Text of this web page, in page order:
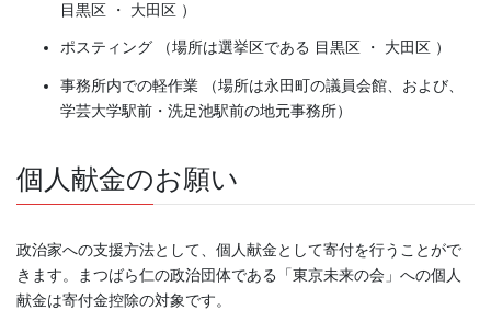
目黒区 ・ 大田区 ）
ポスティング （場所は選挙区である 目黒区 ・ 大田区 ）
事務所内での軽作業 （場所は永田町の議員会館、および、
学芸大学駅前・洗足池駅前の地元事務所）
個人献金のお願い
政治家への支援方法として、個人献金として寄付を行うことがで
きます。まつばら仁の政治団体である「東京未来の会」への個人
献金は寄付金控除の対象です。